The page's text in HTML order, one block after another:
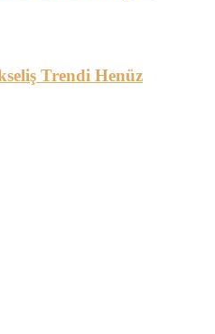
Trendi Henüz